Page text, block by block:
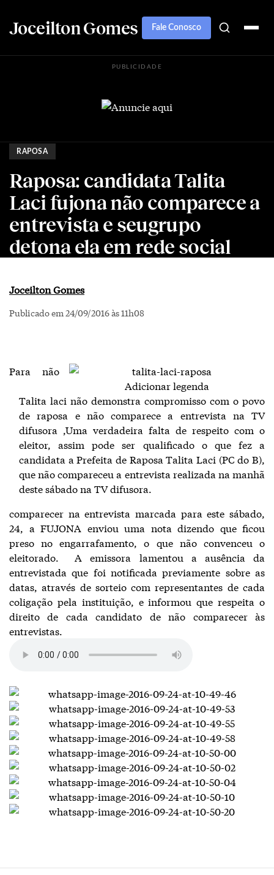
Joceilton Gomes Fale Conosco
PUBLICIDADE
RAPOSA
Raposa: candidata Talita
Laci fujona não comparece a
entrevista e seugrupo
detona ela em rede social
Joceilton Gomes
Publicado em 24/09/2016 às 11h08
Adicionar legenda
Talita laci não demonstra compromisso com o povo
de raposa e não comparece a entrevista na TV
difusora ,Uma verdadeira falta de respeito com o
eleitor, assim pode ser qualificado o que fez a
candidata a Prefeita de Raposa Talita Laci (PC do B),
que não compareceu a entrevista realizada na manhã
deste sábado na TV difusora.
Para não
comparecer na entrevista marcada para este sábado,
24, a FUJONA enviou uma nota dizendo que ficou
preso no engarrafamento, o que não convenceu o
eleitorado. A emissora lamentou a ausência da
entrevistada que foi notificada previamente sobre as
datas, através de sorteio com representantes de cada
coligação pela instituição, e informou que respeita o
direito de cada candidato de não comparecer às
entrevistas.